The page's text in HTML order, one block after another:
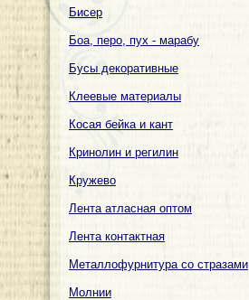
Бисер
Боа, перо, пух - марабу
Бусы декоративные
Клеевые материалы
Косая бейка и кант
Кринолин и регилин
Кружево
Лента атласная оптом
Лента контактная
Металлофурнитура со стразами
Молнии